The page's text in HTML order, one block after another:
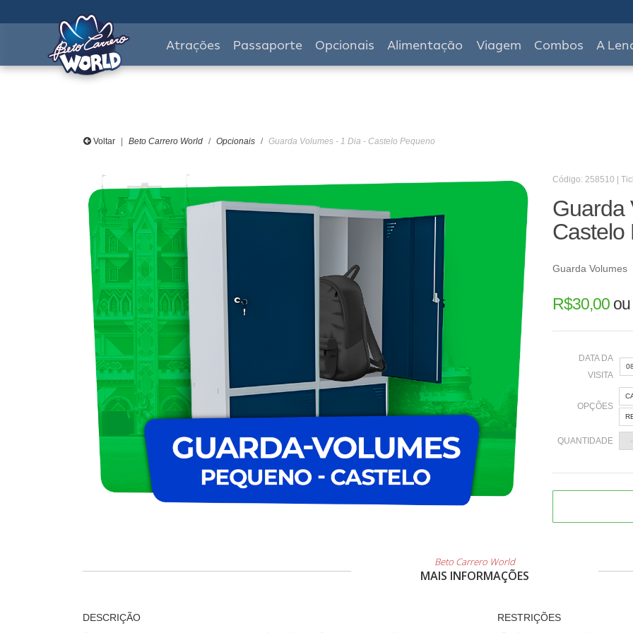
Atrações Passaporte Opcionais Alimentação Viagem Combos A
Voltar Beto Carrero World Opcionais Guarda Volumes - 1 Dia - Castelo Pequeno
Código: 258510 |
Guarda
Castelo
Guarda Volumes
R$30,00ou
DATA DA
VISITA
«
OPÇÕES
QUANTIDADE
Beto Carrero World
MAIS INFORMAÇÕES
DESCRIÇÃO
RESTRIÇÕES